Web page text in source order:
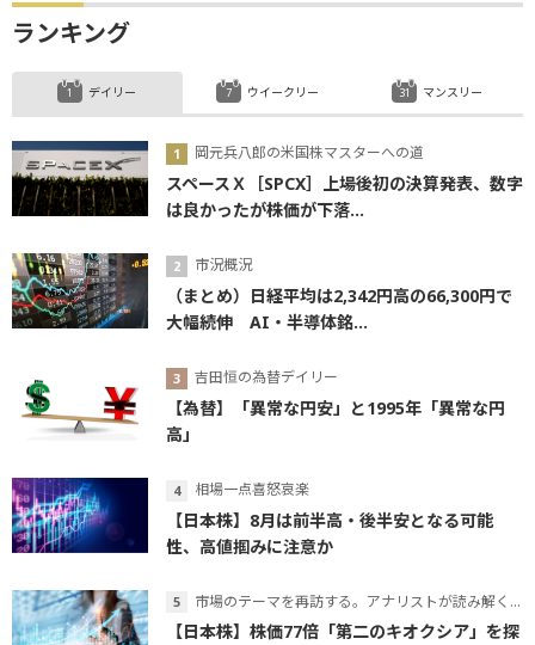
ランキング
デイリー
岡元兵八郎の米国株マスターへの道
スペースＸ［SPCX］上場後初の決算発表、数字
は良かったが株価が下落...
市況概況
（まとめ）日経平均は2,342円高の66,300円で
大幅続伸 AI・半導体銘...
吉田恒の為替デイリー
【為替】「異常な円安」と1995年「異常な円
高」
相場一点喜怒哀楽
【日本株】8月は前半高・後半安となる可能
性、高値掴みに注意か
市場のテーマを再訪する。アナリストが読み解くテーマの本質
【日本株】株価77倍「第二のキオクシア」を探
ウイークリー マンスリー